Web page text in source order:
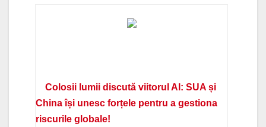
Colosii lumii discută viitorul AI: SUA și
China își unesc forțele pentru a gestiona
riscurile globale!